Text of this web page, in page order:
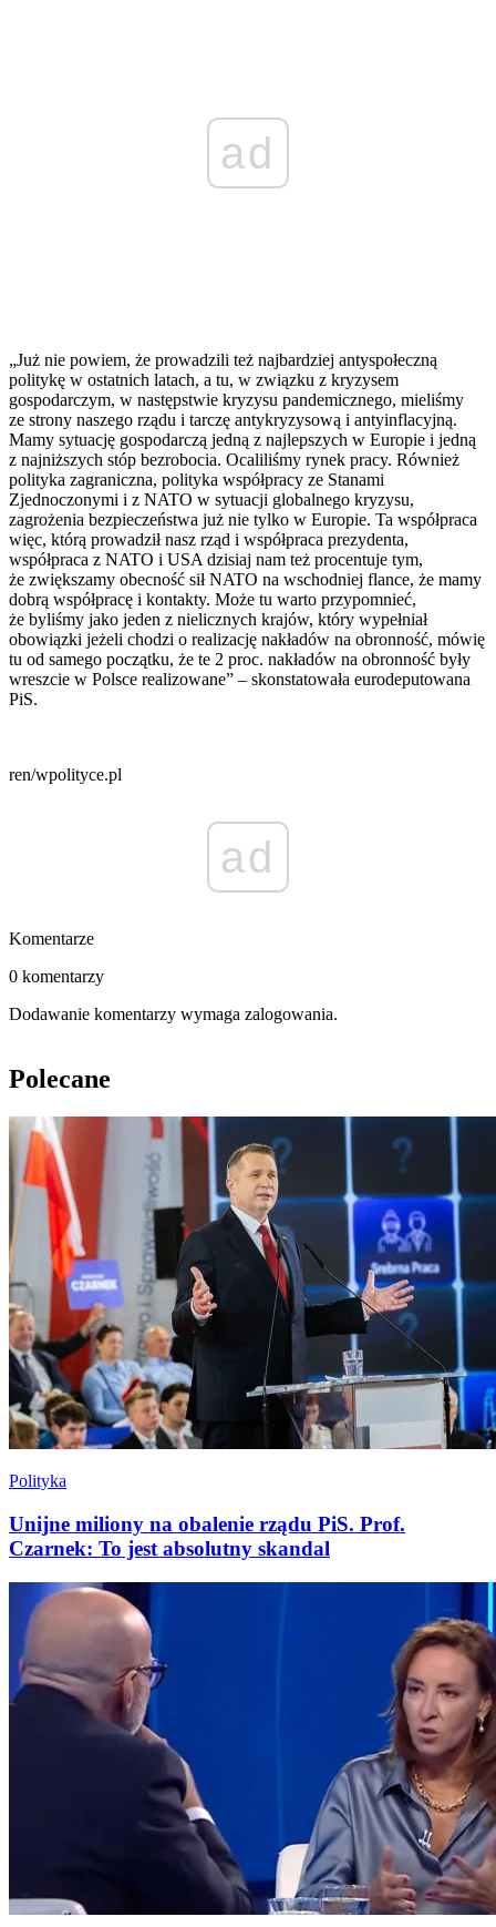
ad
„Już nie powiem, że prowadzili też najbardziej antyspołeczną
politykę w ostatnich latach, a tu, w związku z kryzysem
gospodarczym, w następstwie kryzysu pandemicznego, mieliśmy
ze strony naszego rządu i tarczę antykryzysową i antyinflacyjną.
Mamy sytuację gospodarczą jedną z najlepszych w Europie i jedną
z najniższych stóp bezrobocia. Ocaliliśmy rynek pracy. Również
polityka zagraniczna, polityka współpracy ze Stanami
Zjednoczonymi i z NATO w sytuacji globalnego kryzysu,
zagrożenia bezpieczeństwa już nie tylko w Europie. Ta współpraca
więc, którą prowadził nasz rząd i współpraca prezydenta,
współpraca z NATO i USA dzisiaj nam też procentuje tym,
że zwiększamy obecność sił NATO na wschodniej flance, że mamy
dobrą współpracę i kontakty. Może tu warto przypomnieć,
że byliśmy jako jeden z nielicznych krajów, który wypełniał
obowiązki jeżeli chodzi o realizację nakładów na obronność, mówię
tu od samego początku, że te 2 proc. nakładów na obronność były
wreszcie w Polsce realizowane” – skonstatowała eurodeputowana
PiS.
ren/wpolityce.pl
ad
Komentarze
0 komentarzy
Dodawanie komentarzy wymaga zalogowania.
Polecane
Polityka
Unijne miliony na obalenie rządu PiS. Prof.
Czarnek: To jest absolutny skandal